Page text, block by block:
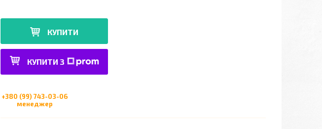
КУПИТИ
КУПИТИ З
+380 (99) 743-03-06
менеджер